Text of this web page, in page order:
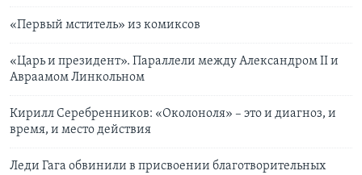
«Первый мститель» из комиксов
«Царь и президент». Параллели между Александром II и
Авраамом Линкольном
Кирилл Серебренников: «Околоноля» – это и диагноз, и
время, и место действия
Леди Гага обвинили в присвоении благотворительных